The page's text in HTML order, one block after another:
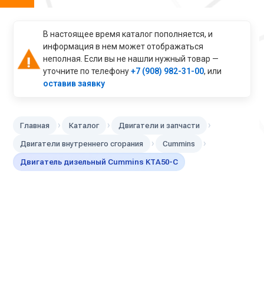
В настоящее время каталог пополняется, и
информация в нем может отображаться
неполная. Если вы не нашли нужный товар —
уточните по телефону+7 (908) 982-31-00, или
оставив заявку
Главная › Каталог › Двигатели и запчасти ›
Двигатели внутреннего сгорания › Cummins ›
Двигатель дизельный Cummins KTA50-C